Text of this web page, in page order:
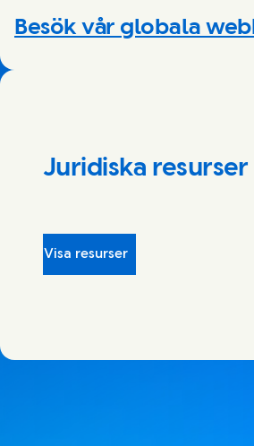
Besök vår globala
Juridiska resurser
Visa resurser